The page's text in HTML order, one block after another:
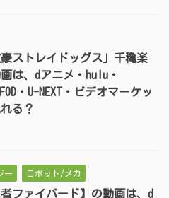
豪ストレイドッグス」千穐楽
は、dアニメ・hulu・
・U-NEXT・ビデオマーケッ
る？
ー ロボット/メカ
者ファイバード】の動画は、d